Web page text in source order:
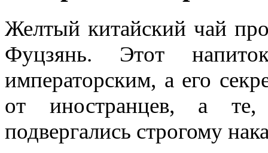
Желтый китайский чай
Фуцзянь. Этот
императорским, а его
от иностранцев, а
подвергались строгому